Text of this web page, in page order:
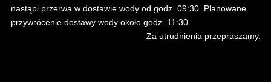
nastąpi przerwa w dostawie wody od godz. 09:30. Planowane
przywrócenie dostawy wody około godz. 11:30.
Za utrudnienia przepraszamy.